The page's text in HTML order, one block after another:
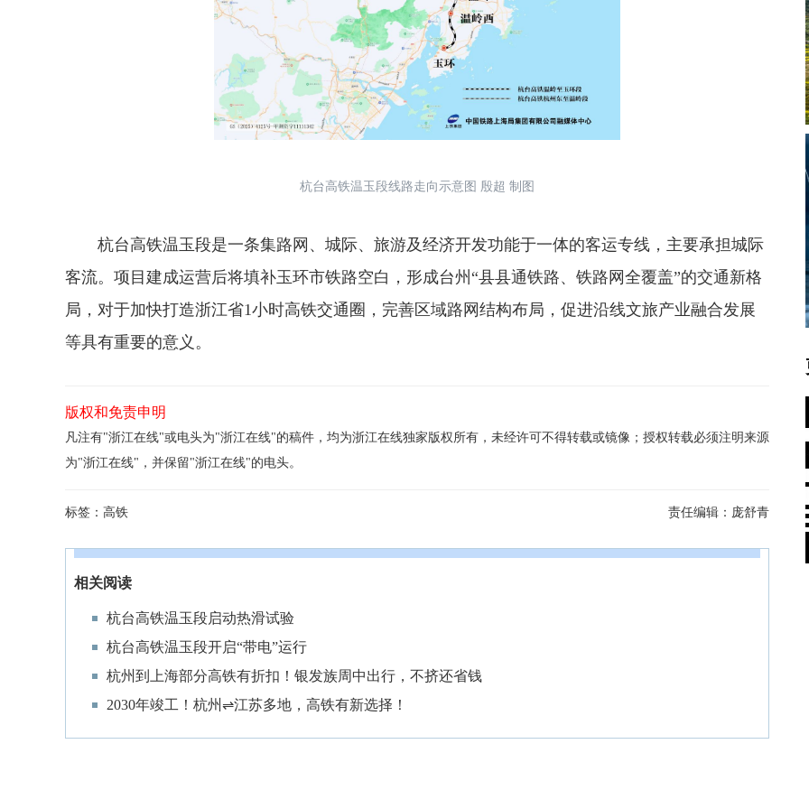
杭台高铁温玉段线路走向示意图 殷超 制图
杭台高铁温玉段是一条集路网、城际、旅游及经济开发功能于一体的客运专线，主要承担城际
客流。项目建成运营后将填补玉环市铁路空白，形成台州“县县通铁路、铁路网全覆盖”的交通新格
局，对于加快打造浙江省1小时高铁交通圈，完善区域路网结构布局，促进沿线文旅产业融合发展
等具有重要的意义。
版权和免责申明
凡注有"浙江在线"或电头为"浙江在线"的稿件，均为浙江在线独家版权所有，未经许可不得转载或镜像；授权转载必须注明来源
为"浙江在线"，并保留"浙江在线"的电头。
标签： 高铁 责任编辑： 庞舒青
相关阅读
杭台高铁温玉段启动热滑试验
杭台高铁温玉段开启“带电”运行
杭州到上海部分高铁有折扣！银发族周中出行，不挤还省钱
2030年竣工！杭州⇌江苏多地，高铁有新选择！